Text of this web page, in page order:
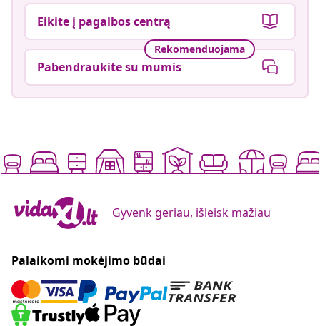
Eikite į pagalbos centrą
Rekomenduojama
Pabendraukite su mumis
Gyvenk geriau, išleisk mažiau
Palaikomi mokėjimo būdai